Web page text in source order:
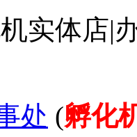
实体店|
处 (孵化